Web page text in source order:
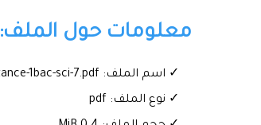
معلومات حول الملف:
✓ اسم الملف: cour-mesure-de-la-conductance-1bac-sci-7.pdf
✓ نوع الملف: pdf